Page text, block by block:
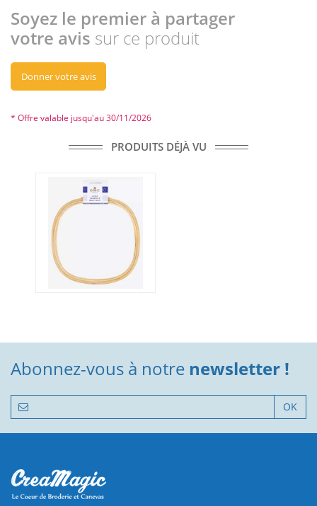
Soyez le premier à partager
votre avis sur ce produit
Donner votre avis
* Offre valable jusqu'au 30/11/2026
PRODUITS DÉJÀ VU
Abonnez-vous à notre newsletter !
OK